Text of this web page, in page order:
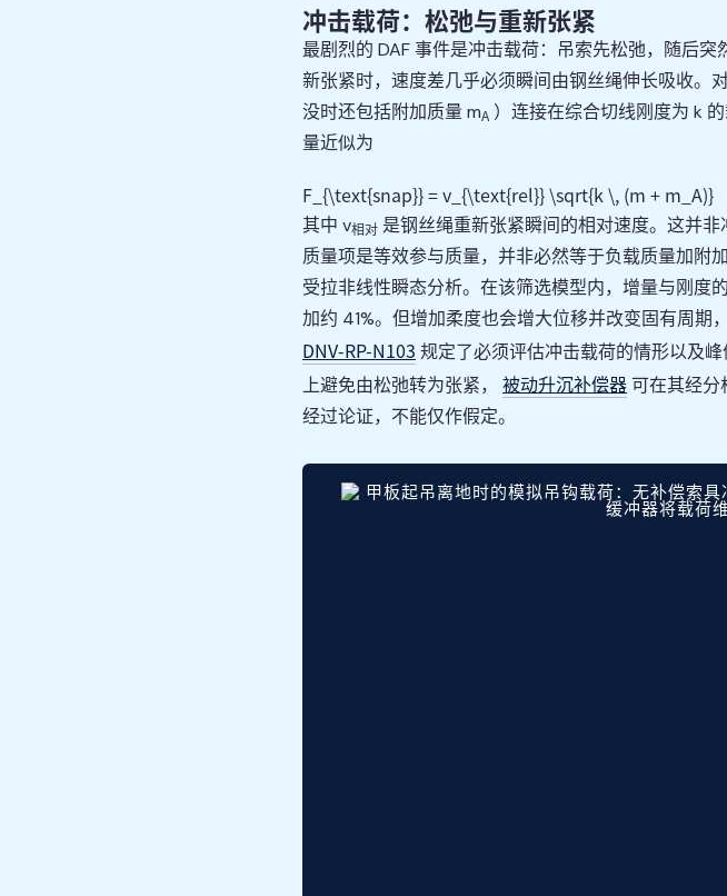
冲击载荷：松弛与重新张紧
最剧烈的 DAF 事件是冲击载荷：吊索先松弛，随后
新张紧时，速度差几乎必须瞬间由钢丝绳伸长吸收。
没时还包括附加质量 mA ）连接在综合切线刚度为 k
量近似为
F_{\text{snap}} = v_{\text{rel}} \sqrt{k \, (m + m_A)}
其中 v相对 是钢丝绳重新张紧瞬间的相对速度。这并
质量项是等效参与质量，并非必然等于负载质量加附
受拉非线性瞬态分析。在该筛选模型内，增量与刚度
加约 41%。但增加柔度也会增大位移并改变固有周期
DNV-RP-N103 规定了必须评估冲击载荷的情形以及
上避免由松弛转为张紧， 被动升沉补偿器 可在其经
经过论证，不能仅作假定。